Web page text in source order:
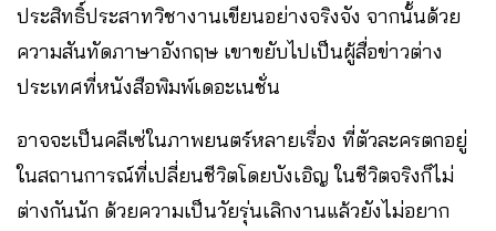
ประสิทธิ์ประสาทวิชางานเขียนอย่างจริงจัง จากนั้นด้วย
ความสันทัดภาษาอังกฤษ เขาขยับไปเป็นผู้สื่อข่าวต่าง
ประเทศที่หนังสือพิมพ์เดอะเนชั่น
อาจจะเป็นคลีเซ่ในภาพยนตร์หลายเรื่อง ที่ตัวละครตกอยู่
ในสถานการณ์ที่เปลี่ยนชีวิตโดยบังเอิญ ในชีวิตจริงก็ไม่
ต่างกันนัก ด้วยความเป็นวัยรุ่นเลิกงานแล้วยังไม่อยาก